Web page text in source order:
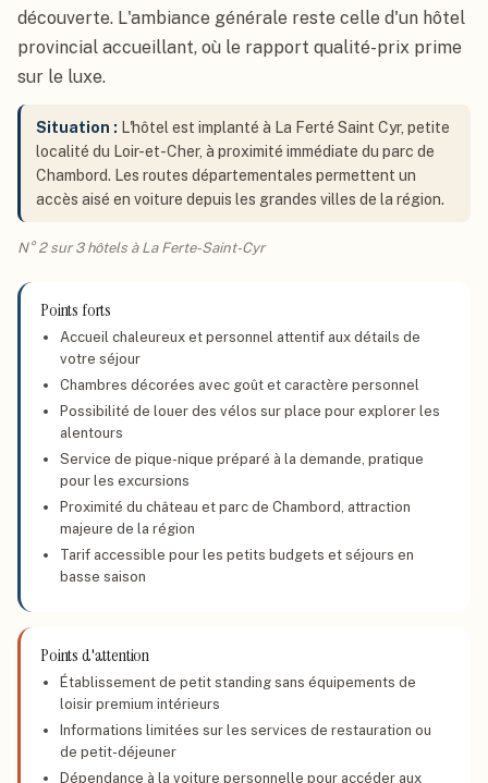
découverte. L'ambiance générale reste celle d'un hôtel
provincial accueillant, où le rapport qualité-prix prime
sur le luxe.
Situation : L'hôtel est implanté à La Ferté Saint Cyr, petite
localité du Loir-et-Cher, à proximité immédiate du parc de
Chambord. Les routes départementales permettent un
accès aisé en voiture depuis les grandes villes de la région.
N° 2 sur 3 hôtels à La Ferte-Saint-Cyr
Points forts
Accueil chaleureux et personnel attentif aux détails de
votre séjour
Chambres décorées avec goût et caractère personnel
Possibilité de louer des vélos sur place pour explorer les
alentours
Service de pique-nique préparé à la demande, pratique
pour les excursions
Proximité du château et parc de Chambord, attraction
majeure de la région
Tarif accessible pour les petits budgets et séjours en
basse saison
Points d'attention
Établissement de petit standing sans équipements de
loisir premium intérieurs
Informations limitées sur les services de restauration ou
de petit-déjeuner
Dépendance à la voiture personnelle pour accéder aux